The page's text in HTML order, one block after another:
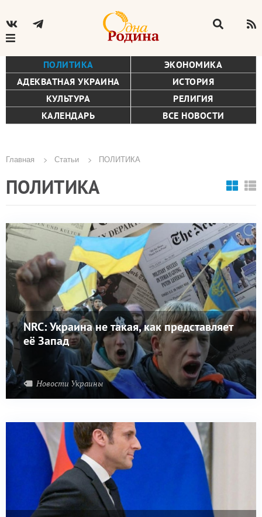
ПОЛИТИКА
ЭКОНОМИКА
АДЕКВАТНАЯ УКРАИНА
ИСТОРИЯ
КУЛЬТУРА
РЕЛИГИЯ
КАЛЕНДАРЬ
ВСЕ НОВОСТИ
Строка
навигации
Главная Статьи ПОЛИТИКА
ПОЛИТИКА
NRC: Украина не такая, как представляет
её Запад
Новости Украины